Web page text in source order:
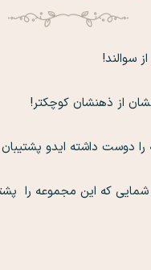
سوالند!
از ذهنشان کوچکتر!
دوست داشته ایدو پشتیبان
که این مجموعه را